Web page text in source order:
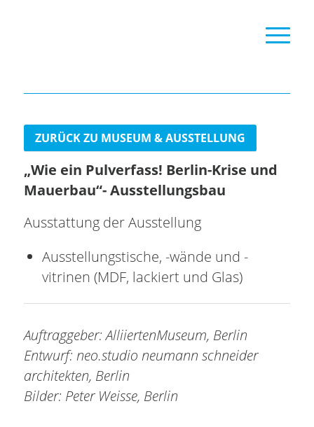
ZURÜCK ZU MUSEUM & AUSSTELLUNG
„Wie ein Pulverfass! Berlin-Krise und
Mauerbau“- Ausstellungsbau
Ausstattung der Ausstellung
Ausstellungstische, -wände und -
vitrinen (MDF, lackiert und Glas)
Auftraggeber: AlliiertenMuseum, Berlin
Entwurf: neo.studio neumann schneider
architekten, Berlin
Bilder: Peter Weisse, Berlin